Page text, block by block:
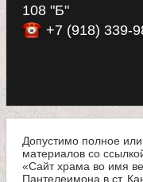
108 "Б"
+7 (918) 339-
Допустимо полное
материалов со
«Сайт храма во имя
Пантелеимона в ст.